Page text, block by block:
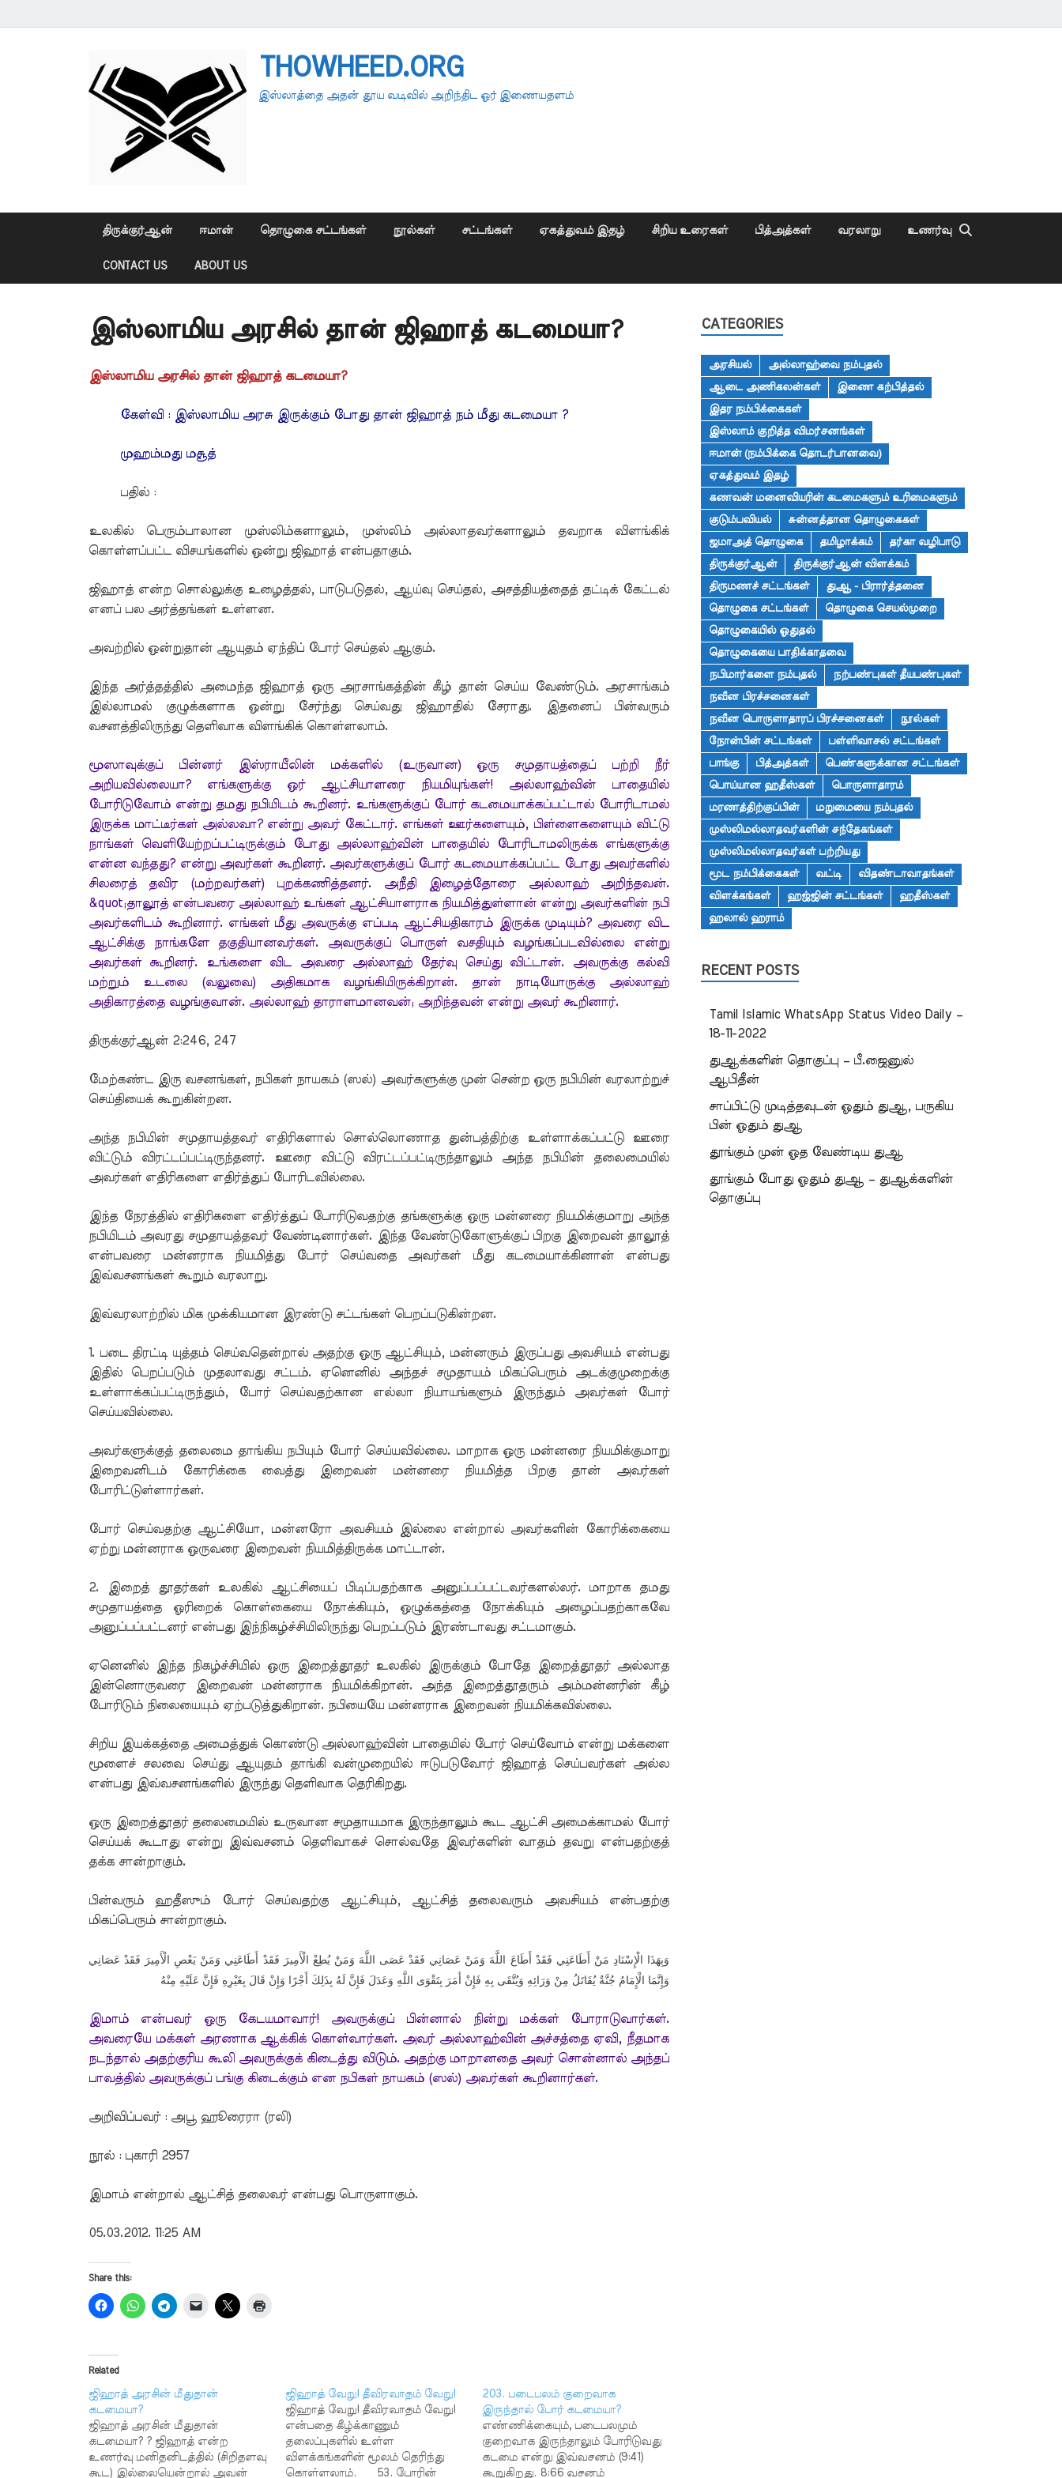
THOWHEED.ORG
இஸ்லாத்தை அதன் தூய வடிவில் அறிந்திட ஓர் இணையதளம்
திருக்குர்ஆன் ஈமான் தொழுகை சட்டங்கள் நூல்கள் சட்டங்கள் ஏகத்துவம் இதழ் சிறிய உரைகள் பித்அத்கள் வரலாறு உணர்வு
CONTACT US ABOUT US
இஸ்லாமிய அரசில் தான் ஜிஹாத் கடமையா?
இஸ்லாமிய அரசில் தான் ஜிஹாத் கடமையா?
கேள்வி : இஸ்லாமிய அரசு இருக்கும் போது தான் ஜிஹாத் நம் மீது கடமையா ?
முஹம்மது மசூத்
பதில் :
உலகில் பெரும்பாலான முஸ்லிம்களாலும், முஸ்லிம் அல்லாதவர்களாலும் தவறாக விளங்கிக்
கொள்ளப்பட்ட விசயங்களில் ஒன்று ஜிஹாத் என்பதாகும்.
ஜிஹாத் என்ற சொல்லுக்கு உழைத்தல், பாடுபடுதல், ஆய்வு செய்தல், அசத்தியத்தைத் தட்டிக் கேட்டல்
எனப் பல அர்த்தங்கள் உள்ளன.
அவற்றில் ஒன்றுதான் ஆயுதம் ஏந்திப் போர் செய்தல் ஆகும்.
இந்த அர்த்தத்தில் அமைந்த ஜிஹாத் ஒரு அரசாங்கத்தின் கீழ் தான் செய்ய வேண்டும். அரசாங்கம்
இல்லாமல் குழுக்களாக ஒன்று சேர்ந்து செய்வது ஜிஹாதில் சேராது. இதனைப் பின்வரும்
வசனத்திலிருந்து தெளிவாக விளங்கிக் கொள்ளலாம்.
மூஸாவுக்குப் பின்னர் இஸ்ராயீலின் மக்களில் (உருவான) ஒரு சமுதாயத்தைப் பற்றி நீர்
அறியவில்லையா? எங்களுக்கு ஒர் ஆட்சியாளரை நியமியுங்கள்! அல்லாஹ்வின் பாதையில்
போரிடுவோம் என்று தமது நபியிடம் கூறினர். உங்களுக்குப் போர் கடமையாக்கப்பட்டால் போரிடாமல்
இருக்க மாட்டீர்கள் அல்லவா? என்று அவர் கேட்டார். எங்கள் ஊர்களையும், பிள்ளைகளையும் விட்டு
நாங்கள் வெளியேற்றப்பட்டிருக்கும் போது அல்லாஹ்வின் பாதையில் போரிடாமலிருக்க எங்களுக்கு
என்ன வந்தது? என்று அவர்கள் கூறினர். அவர்களுக்குப் போர் கடமையாக்கப்பட்ட போது அவர்களில்
சிலரைத் தவிர (மற்றவர்கள்) புறக்கணித்தனர். அநீதி இழைத்தோரை அல்லாஹ் அறிந்தவன்.
&quot;தாலூத் என்பவரை அல்லாஹ் உங்கள் ஆட்சியாளராக நியமித்துள்ளான் என்று அவர்களின் நபி
அவர்களிடம் கூறினார். எங்கள் மீது அவருக்கு எப்படி ஆட்சியதிகாரம் இருக்க முடியும்? அவரை விட
ஆட்சிக்கு நாங்களே தகுதியானவர்கள். அவருக்குப் பொருள் வசதியும் வழங்கப்படவில்லை என்று
அவர்கள் கூறினர். உங்களை விட அவரை அல்லாஹ் தேர்வு செய்து விட்டான். அவருக்கு கல்வி
மற்றும் உடலை (வலுவை) அதிகமாக வழங்கியிருக்கிறான். தான் நாடியோருக்கு அல்லாஹ்
அதிகாரத்தை வழங்குவான். அல்லாஹ் தாராளமானவன்; அறிந்தவன் என்று அவர் கூறினார்.
திருக்குர்ஆன் 2:246, 247
மேற்கண்ட இரு வசனங்கள், நபிகள் நாயகம் (ஸல்) அவர்களுக்கு முன் சென்ற ஒரு நபியின் வரலாற்றுச்
செய்தியைக் கூறுகின்றன.
அந்த நபியின் சமுதாயத்தவர் எதிரிகளால் சொல்லொணாத துன்பத்திற்கு உள்ளாக்கப்பட்டு ஊரை
விட்டும் விரட்டப்பட்டிருந்தனர். ஊரை விட்டு விரட்டப்பட்டிருந்தாலும் அந்த நபியின் தலைமையில்
அவர்கள் எதிரிகளை எதிர்த்துப் போரிடவில்லை.
இந்த நேரத்தில் எதிரிகளை எதிர்த்துப் போரிடுவதற்கு தங்களுக்கு ஒரு மன்னரை நியமிக்குமாறு அந்த
நபியிடம் அவரது சமுதாயத்தவர் வேண்டினார்கள். இந்த வேண்டுகோளுக்குப் பிறகு இறைவன் தாலூத்
என்பவரை மன்னராக நியமித்து போர் செய்வதை அவர்கள் மீது கடமையாக்கினான் என்பது
இவ்வசனங்கள் கூறும் வரலாறு.
இவ்வரலாற்றில் மிக முக்கியமான இரண்டு சட்டங்கள் பெறப்படுகின்றன.
1. படை திரட்டி யுத்தம் செய்வதென்றால் அதற்கு ஒரு ஆட்சியும், மன்னரும் இருப்பது அவசியம் என்பது
இதில் பெறப்படும் முதலாவது சட்டம். ஏனெனில் அந்தச் சமுதாயம் மிகப்பெரும் அடக்குமுறைக்கு
உள்ளாக்கப்பட்டிருந்தும், போர் செய்வதற்கான எல்லா நியாயங்களும் இருந்தும் அவர்கள் போர்
செய்யவில்லை.
அவர்களுக்குத் தலைமை தாங்கிய நபியும் போர் செய்யவில்லை. மாறாக ஒரு மன்னரை நியமிக்குமாறு
இறைவனிடம் கோரிக்கை வைத்து இறைவன் மன்னரை நியமித்த பிறகு தான் அவர்கள்
போரிட்டுள்ளார்கள்.
போர் செய்வதற்கு ஆட்சியோ, மன்னரோ அவசியம் இல்லை என்றால் அவர்களின் கோரிக்கையை
ஏற்று மன்னராக ஒருவரை இறைவன் நியமித்திருக்க மாட்டான்.
2. இறைத் தூதர்கள் உலகில் ஆட்சியைப் பிடிப்பதற்காக அனுப்பப்பட்டவர்களல்லர். மாறாக தமது
சமுதாயத்தை ஓரிறைக் கொள்கையை நோக்கியும், ஒழுக்கத்தை நோக்கியும் அழைப்பதற்காகவே
அனுப்பப்பட்டனர் என்பது இந்நிகழ்ச்சியிலிருந்து பெறப்படும் இரண்டாவது சட்டமாகும்.
ஏனெனில் இந்த நிகழ்ச்சியில் ஒரு இறைத்தூதர் உலகில் இருக்கும் போதே இறைத்தூதர் அல்லாத
இன்னொருவரை இறைவன் மன்னராக நியமிக்கிறான். அந்த இறைத்தூதரும் அம்மன்னரின் கீழ்
போரிடும் நிலையையும் ஏற்படுத்துகிறான். நபியையே மன்னராக இறைவன் நியமிக்கவில்லை.
சிறிய இயக்கத்தை அமைத்துக் கொண்டு அல்லாஹ்வின் பாதையில் போர் செய்வோம் என்று மக்களை
மூளைச் சலவை செய்து ஆயுதம் தாங்கி வன்முறையில் ஈடுபடுவோர் ஜிஹாத் செய்பவர்கள் அல்ல
என்பது இவ்வசனங்களில் இருந்து தெளிவாக தெரிகிறது.
ஒரு இறைத்தூதர் தலைமையில் உருவான சமுதாயமாக இருந்தாலும் கூட ஆட்சி அமைக்காமல் போர்
செய்யக் கூடாது என்று இவ்வசனம் தெளிவாகச் சொல்வதே இவர்களின் வாதம் தவறு என்பதற்குத்
தக்க சான்றாகும்.
பின்வரும் ஹதீஸும் போர் செய்வதற்கு ஆட்சியும், ஆட்சித் தலைவரும் அவசியம் என்பதற்கு
மிகப்பெரும் சான்றாகும்.
وَبِهَذَا الْإِسْنَادِ مَنْ أَطَاعَنِي فَقَدْ أَطَاعَ اللَّهَ وَمَنْ عَصَانِي فَقَدْ عَصَى اللَّهَ وَمَنْ يُطِعْ الْأَمِيرَ فَقَدْ أَطَاعَنِي وَمَنْ يَعْصِ الْأَمِيرَ فَقَدْ عَصَانِي
وَإِنَّمَا الْإِمَامُ جُنَّةٌ يُقَاتَلُ مِنْ وَرَائِهِ وَيُتَّقَى بِهِ فَإِنْ أَمَرَ بِتَقْوَى اللَّهِ وَعَدَلَ فَإِنَّ لَهُ بِذَلِكَ أَجْرًا وَإِنْ قَالَ بِغَيْرِهِ فَإِنَّ عَلَيْهِ مِنْهُ
இமாம் என்பவர் ஒரு கேடயமாவார்! அவருக்குப் பின்னால் நின்று மக்கள் போராடுவார்கள்.
அவரையே மக்கள் அரணாக ஆக்கிக் கொள்வார்கள். அவர் அல்லாஹ்வின் அச்சத்தை ஏவி, நீதமாக
நடந்தால் அதற்குரிய கூலி அவருக்குக் கிடைத்து விடும். அதற்கு மாறானதை அவர் சொன்னால் அந்தப்
பாவத்தில் அவருக்குப் பங்கு கிடைக்கும் என நபிகள் நாயகம் (ஸல்) அவர்கள் கூறினார்கள்.
அறிவிப்பவர் : அபூ ஹூரைரா (ரலி)
நூல் : புகாரி 2957
இமாம் என்றால் ஆட்சித் தலைவர் என்பது பொருளாகும்.
05.03.2012. 11:25 AM
Share this:
Related
ஜிஹாத் அரசின் மீதுதான்
கடமையா?
ஜிஹாத் அரசின் மீதுதான்
கடமையா? ? ஜிஹாத் என்ற
உணர்வு மனிதனிடத்தில் (சிறிதளவு
கூட) இல்லையென்றால் அவன்
ஜிஹாத் வேறு! தீவிரவாதம் வேறு!
ஜிஹாத் வேறு! தீவிரவாதம் வேறு!
என்பதை கீழ்க்காணும்
தலைப்புகளில் உள்ள
விளக்கங்களின் மூலம் தெரிந்து
கொள்ளலாம். 53. போரின்
203. படைபலம் குறைவாக
இருந்தால் போர் கடமையா?
எண்ணிக்கையும், படைபலமும்
குறைவாக இருந்தாலும் போரிடுவது
கடமை என்று இவ்வசனம் (9:41)
கூறுகிறது. 8:66 வசனம்
CATEGORIES
அரசியல்
அல்லாஹ்வை நம்புதல்
ஆடை அணிகலன்கள்
இணை கற்பித்தல்
இதர நம்பிக்கைகள்
இஸ்லாம் குறித்த விமர்சனங்கள்
ஈமான் (நம்பிக்கை தொடர்பானவை)
ஏகத்துவம் இதழ்
கணவன் மனைவியரின் கடமைகளும் உரிமைகளும்
குடும்பவியல்
சுன்னத்தான தொழுகைகள்
ஜமாஅத் தொழுகை
தமிழாக்கம்
தர்கா வழிபாடு
திருக்குர்ஆன்
திருக்குர்ஆன் விளக்கம்
திருமணச் சட்டங்கள்
துஆ - பிரார்த்தனை
தொழுகை சட்டங்கள்
தொழுகை செயல்முறை
தொழுகையில் ஓதுதல்
தொழுகையை பாதிக்காதவை
நபிமார்களை நம்புதல்
நற்பண்புகள் தீயபண்புகள்
நவீன பிரச்சனைகள்
நவீன பொருளாதாரப் பிரச்சனைகள்
நூல்கள்
நோன்பின் சட்டங்கள்
பள்ளிவாசல் சட்டங்கள்
பாங்கு
பித்அத்கள்
பெண்களுக்கான சட்டங்கள்
பொய்யான ஹதீஸ்கள்
பொருளாதாரம்
மரணத்திற்குப்பின்
மறுமையை நம்புதல்
முஸ்லிமல்லாதவர்களின் சந்தேகங்கள்
முஸ்லிமல்லாதவர்கள் பற்றியது
மூட நம்பிக்கைகள்
வட்டி
விதண்டாவாதங்கள்
விளக்கங்கள்
ஹஜ்ஜின் சட்டங்கள்
ஹதீஸ்கள்
ஹலால் ஹராம்
RECENT POSTS
Tamil Islamic WhatsApp Status Video Daily –
18-11-2022
துஆக்களின் தொகுப்பு – பீ.ஜைனுல்
ஆபிதீன்
சாப்பிட்டு முடித்தவுடன் ஓதும் துஆ, பருகிய
பின் ஓதும் துஆ
தூங்கும் முன் ஓத வேண்டிய துஆ
தூங்கும் போது ஓதும் துஆ – துஆக்களின்
தொகுப்பு